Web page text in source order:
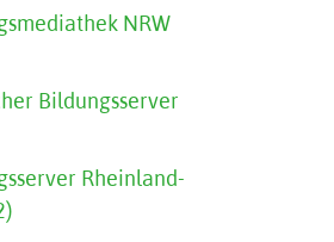
NRW
Bildungsserver
Rheinland-